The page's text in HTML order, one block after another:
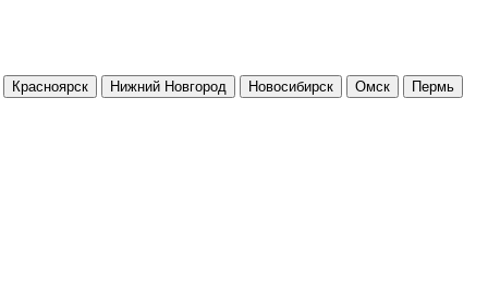
Красноярск Нижний Новгород Новосибирск Омск
Пермь